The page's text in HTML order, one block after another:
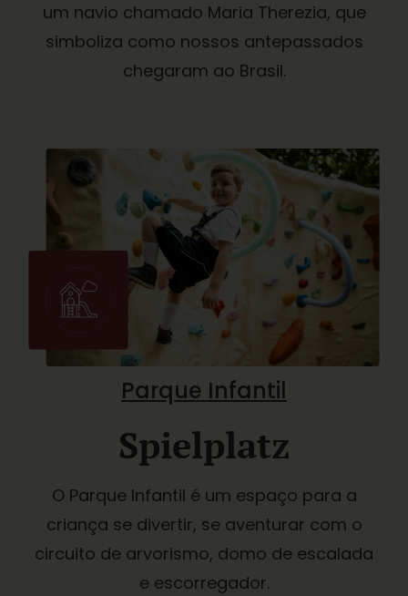
um navio chamado Maria Therezia, que
simboliza como nossos antepassados
chegaram ao Brasil.
Parque Infantil
Spielplatz
O Parque Infantil é um espaço para a
criança se divertir, se aventurar com o
circuito de arvorismo, domo de escalada
e escorregador.